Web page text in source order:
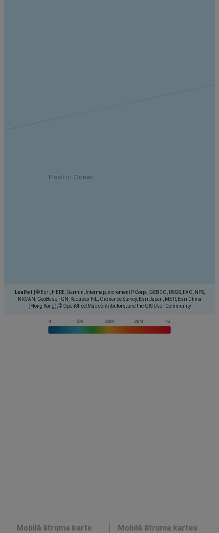
Leaflet
© Esri, HERE, Garmin, Intermap, increment P Corp., GEBCO, USGS, FAO, NPS,
NRCAN, GeoBase, IGN, Kadaster NL, Ordnance Survey, Esri Japan, METI, Esri China
(Hong Kong), © OpenStreetMap contributors, and the GIS User Community
Mobilā ātruma karte
Mobilā ātruma kartes